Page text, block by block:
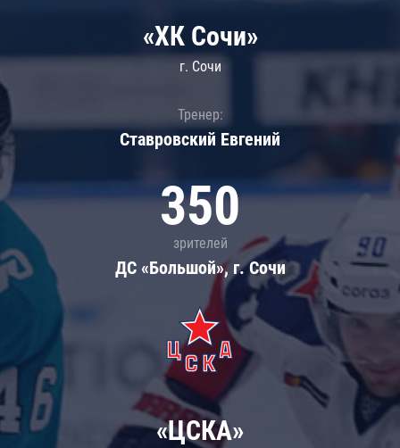
«ХК Сочи»
г. Сочи
Тренер:
Ставровский Евгений
350
зрителей
ДС «Большой», г. Сочи
«ЦСКА»